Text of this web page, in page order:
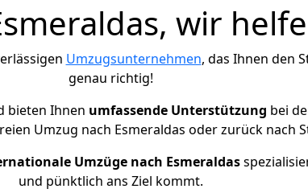
wir
Umzugsunternehmen, das Ihnen den
genau richtig!
bieten Ihnen umfassende Unterstützung bei
Umzug nach Esmeraldas oder zurück nach
Umzüge nach Esmeraldas
und pünktlich ans Ziel kommt.